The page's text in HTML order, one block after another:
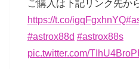
ご購入は下記リンク先か
https://t.co/igqFgxhnYQ
#astrox88d #astrox88s
pic.twitter.com/